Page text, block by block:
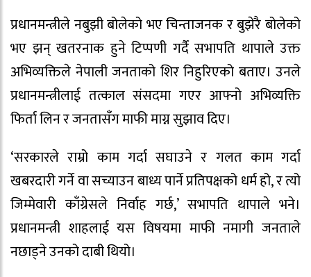
प्रधानमन्त्रीले नबुझी बोलेको भए चिन्ताजनक र बुझेरै बोलेको
भए झन् खतरनाक हुने टिप्पणी गर्दै सभापति थापाले उक्त
अभिव्यक्तिले नेपाली जनताको शिर निहुरिएको बताए। उनले
प्रधानमन्त्रीलाई तत्काल संसदमा गएर आफ्नो अभिव्यक्ति
फिर्ता लिन र जनतासँग माफी माग्न सुझाव दिए।
‘सरकारले राम्रो काम गर्दा सघाउने र गलत काम गर्दा
खबरदारी गर्ने वा सच्याउन बाध्य पार्ने प्रतिपक्षको धर्म हो, र त्यो
जिम्मेवारी काँग्रेसले निर्वाह गर्छ,’ सभापति थापाले भने।
प्रधानमन्त्री शाहलाई यस विषयमा माफी नमागी जनताले
नछाड्ने उनको दाबी थियो।